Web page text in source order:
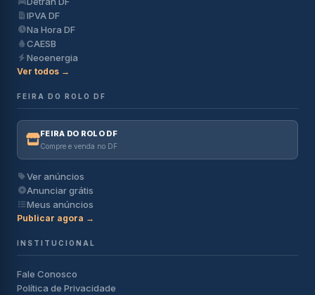
IPVA DF
Na Hora DF
CAESB
Neoenergia
Ver todos →
FEIRA DO ROLO DF
FEIRA DO ROLO DF
Compre e venda no DF
Ver anúncios
Anunciar grátis
Meus anúncios
Publicar agora →
INSTITUCIONAL
Fale Conosco
Política de Privacidade